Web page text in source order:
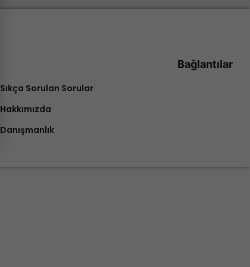
Bağlantılar
Sıkça Sorulan Sorular
Hakkımızda
Danışmanlık